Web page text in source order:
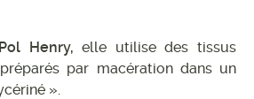
Henry, elle utilise des tissus
par macération dans un
».